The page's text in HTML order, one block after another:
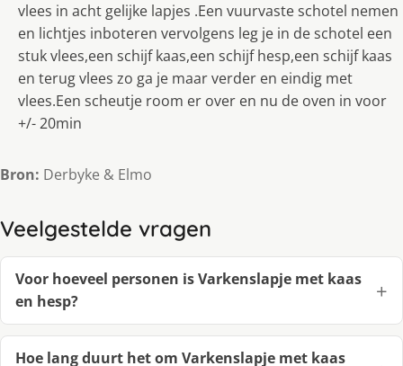
vlees in acht gelijke lapjes .Een vuurvaste schotel nemen
en lichtjes inboteren vervolgens leg je in de schotel een
stuk vlees,een schijf kaas,een schijf hesp,een schijf kaas
en terug vlees zo ga je maar verder en eindig met
vlees.Een scheutje room er over en nu de oven in voor
+/- 20min
Bron: Derbyke & Elmo
Veelgestelde vragen
Voor hoeveel personen is Varkenslapje met kaas
en hesp?
Hoe lang duurt het om Varkenslapje met kaas